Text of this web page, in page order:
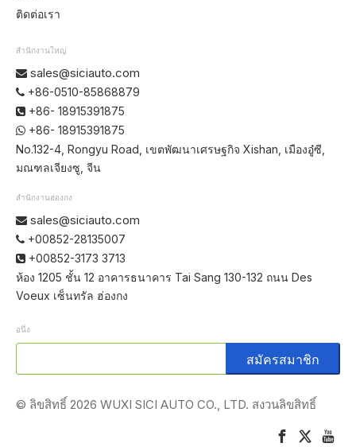
ติดต่อเรา
สำนักงานใหญ่
 sales@siciauto.com
 +86-0510-85868879
 +86- 18915391875
 +86- 18915391875
No.132-4, Rongyu Road, เขตพัฒนาเศรษฐกิจ Xishan, เมืองอู๋ซี,
มณฑลเจียงซู, จีน
สำนักงานฮ่องกง
 sales@siciauto.com
 +00852-28135007
 +00852-3173 3713
ห้อง 1205 ชั้น 12 อาคารธนาคาร Tai Sang 130-132 ถนน Des
Voeux เซ็นทรัล ฮ่องกง
อนึ่ง
สมัครสมาชิก
© ลิขสิทธิ์ 2026 WUXI SICI AUTO CO., LTD. สงวนลิขสิทธิ์